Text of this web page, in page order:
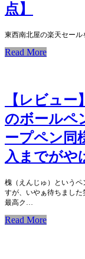
点】
東西南北屋の楽天セー
Read More
【レビュー
のボールペ
ープペン同
入までがや
槐（えんじゅ）という
すが、いやぁ待ちまし
最高ク…
Read More